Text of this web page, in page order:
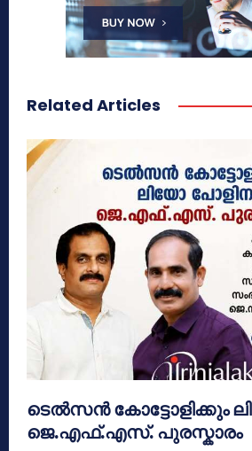
Related Articles
ടെൽസൻ കോട്ടോളിക്കും
ജെ.എഫ്.എസ്. പുരസ്കാരം